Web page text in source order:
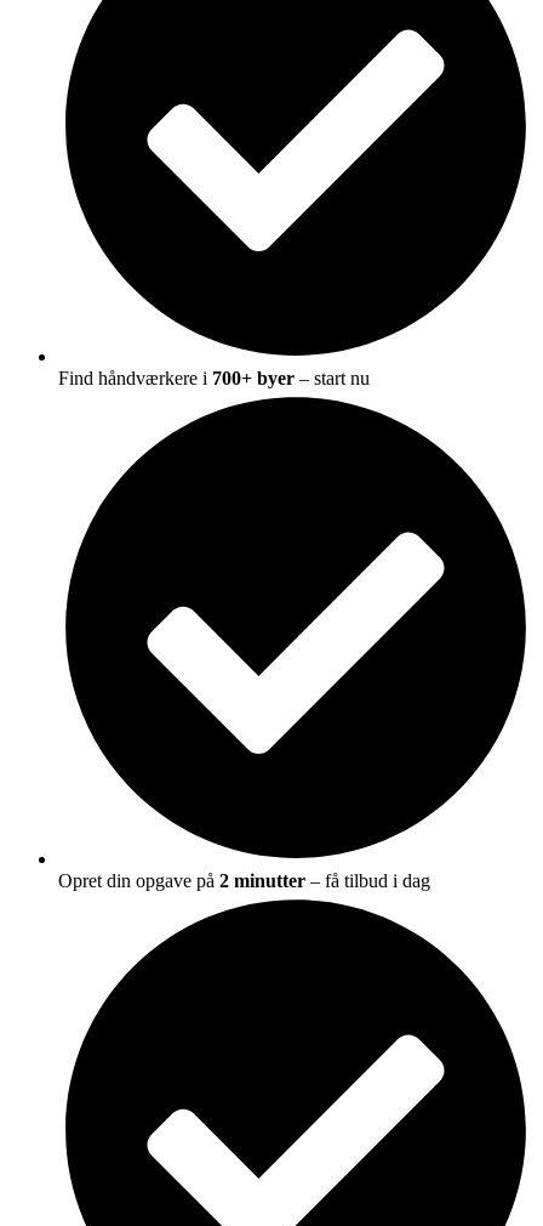
Find håndværkere i 700+ byer – start nu
Opret din opgave på 2 minutter – få tilbud i dag